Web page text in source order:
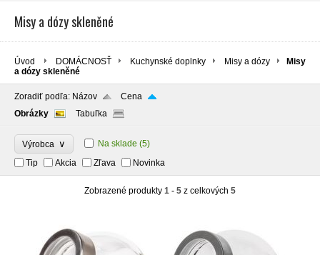
Misy a dózy skleněné
Úvod DOMÁCNOSŤ Kuchynské doplnky Misy a dózy
Misy
a dózy skleněné
Zoradiť podľa: Názov
Cena
Obrázky
Tabuľka
Výrobca ∨ Na sklade (5)
Tip
Akcia Zľava Novinka
Zobrazené produkty 1 - 5 z celkových 5